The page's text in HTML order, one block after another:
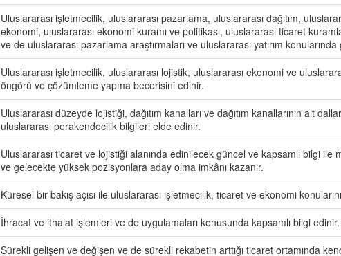
Uluslararası işletmecilik, uluslararası pazarlama, uluslararası dağıtım,
ekonomi, uluslararası ekonomi kuramı ve politikası, uluslararası ticaret
ve de uluslararası pazarlama araştırmaları ve uluslararası yatırım
Uluslararası işletmecilik, uluslararası lojistik, uluslararası ekonomi ve
öngörü ve çözümleme yapma becerisini edinir.
Uluslararası düzeyde lojistiği, dağıtım kanalları ve dağıtım kanallarının alt
uluslararası perakendecilik bilgileri elde edinir.
Uluslararası ticaret ve lojistiği alanında edinilecek güncel ve kapsamlı bilgi
ve gelecekte yüksek pozisyonlara aday olma imkânı kazanır.
Küresel bir bakış açısı ile uluslararası işletmecilik, ticaret ve ekonomi
İhracat ve ithalat işlemleri ve de uygulamaları konusunda kapsamlı bilgi edinir.
Sürekli gelişen ve değişen ve de sürekli rekabetin arttığı ticaret ortamında